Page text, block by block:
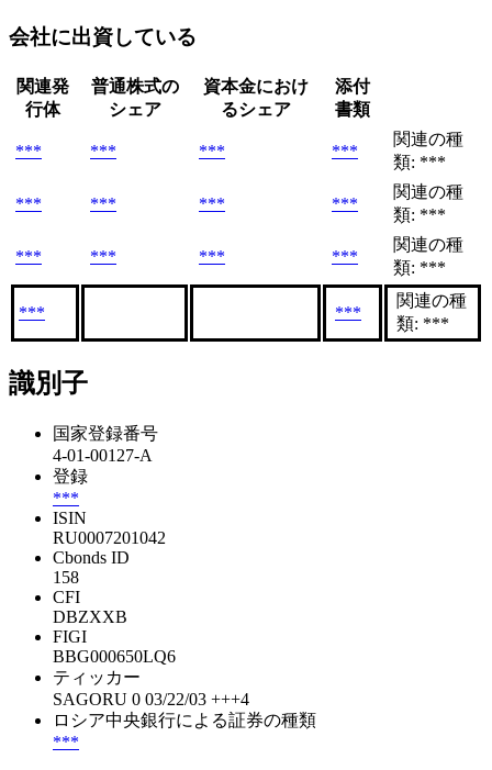
会社に出資している
関連発
行体
普通株式の
シェア
資本金におけ
るシェア
添付
書類
*** *** *** ***
関連の種
類: ***
*** *** *** ***
関連の種
類: ***
*** *** *** ***
関連の種
類: ***
*** ***
関連の種
類: ***
識別子
国家登録番号
4-01-00127-A
登録
***
ISIN
RU0007201042
Cbonds ID
158
CFI
DBZXXB
FIGI
BBG000650LQ6
ティッカー
SAGORU 0 03/22/03 +++4
ロシア中央銀行による証券の種類
***